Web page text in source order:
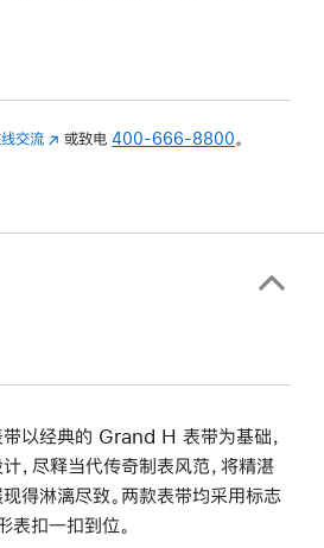
交流 (在
中
或致电400-666-8800 。
以经典的 Grand H 表带为基础，
，尽释当代传奇制表风范，将精湛
得淋漓尽致。两款表带均采用标志
表扣一扣到位。